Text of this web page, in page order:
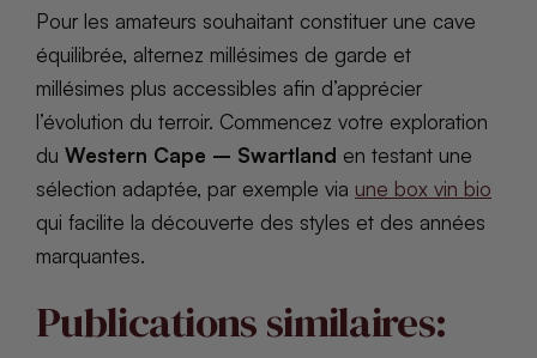
Pour les amateurs souhaitant constituer une cave
équilibrée, alternez millésimes de garde et
millésimes plus accessibles afin d’apprécier
l’évolution du terroir. Commencez votre exploration
du Western Cape – Swartland en testant une
sélection adaptée, par exemple via une box vin bio
qui facilite la découverte des styles et des années
marquantes.
Publications similaires: